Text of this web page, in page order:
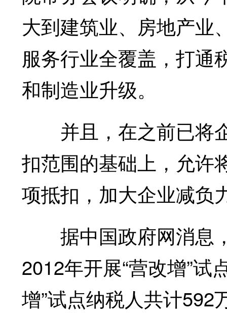
大到建筑业、房地产业
服务行业全覆盖，打通
和制造业升级。
并且，在之前已将
扣范围的基础上，允许
项抵扣，加大企业减负
据中国政府网消息
2012年开展“营改增”试
增”试点纳税人共计592